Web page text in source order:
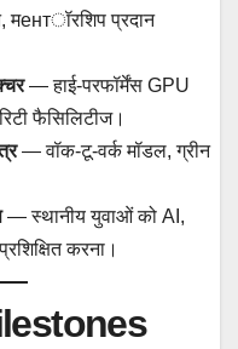
मентॉरशिप प्रदान
— हाई-परफॉर्मेंस GPU
फैसिलिटीज।
— वॉक-टू-वर्क मॉडल, ग्रीन
— स्थानीय युवाओं को AI,
करना।